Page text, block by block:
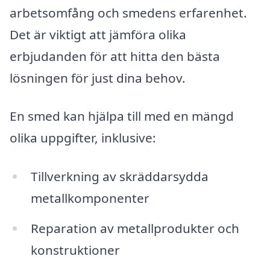
arbetsomfång och smedens erfarenhet.
Det är viktigt att jämföra olika
erbjudanden för att hitta den bästa
lösningen för just dina behov.
En smed kan hjälpa till med en mängd
olika uppgifter, inklusive:
Tillverkning av skräddarsydda
metallkomponenter
Reparation av metallprodukter och
konstruktioner